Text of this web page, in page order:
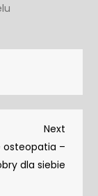
Next
Post
Next
osteopatia –
dla siebie